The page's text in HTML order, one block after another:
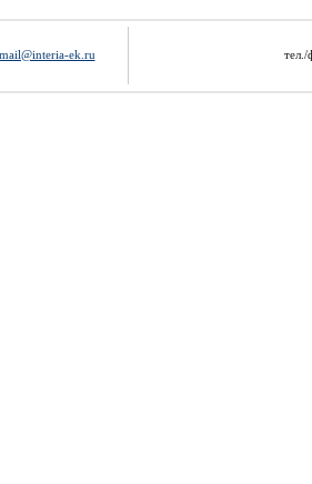
mail@interia-ek.ru